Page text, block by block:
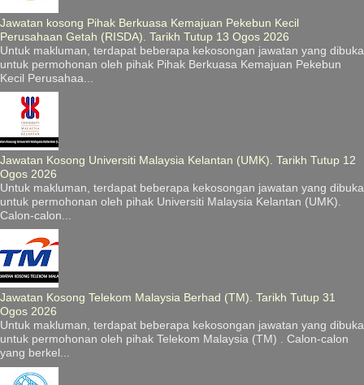
Jawatan kosong Pihak Berkuasa Kemajuan Pekebun Kecil
Perusahaan Getah (RISDA). Tarikh Tutup 13 Ogos 2026
Untuk makluman, terdapat beberapa kekosongan jawatan yang dibuka
untuk permohonan oleh pihak Pihak Berkuasa Kemajuan Pekebun
Kecil Perusahaa...
Jawatan Kosong Universiti Malaysia Kelantan (UMK). Tarikh Tutup 12
Ogos 2026
Untuk makluman, terdapat beberapa kekosongan jawatan yang dibuka
untuk permohonan oleh pihak Universiti Malaysia Kelantan (UMK).
Calon-calon...
Jawatan Kosong Telekom Malaysia Berhad (TM). Tarikh Tutup 31
Ogos 2026
Untuk makluman, terdapat beberapa kekosongan jawatan yang dibuka
untuk permohonan oleh pihak Telekom Malaysia (TM) . Calon-calon
yang berkel...